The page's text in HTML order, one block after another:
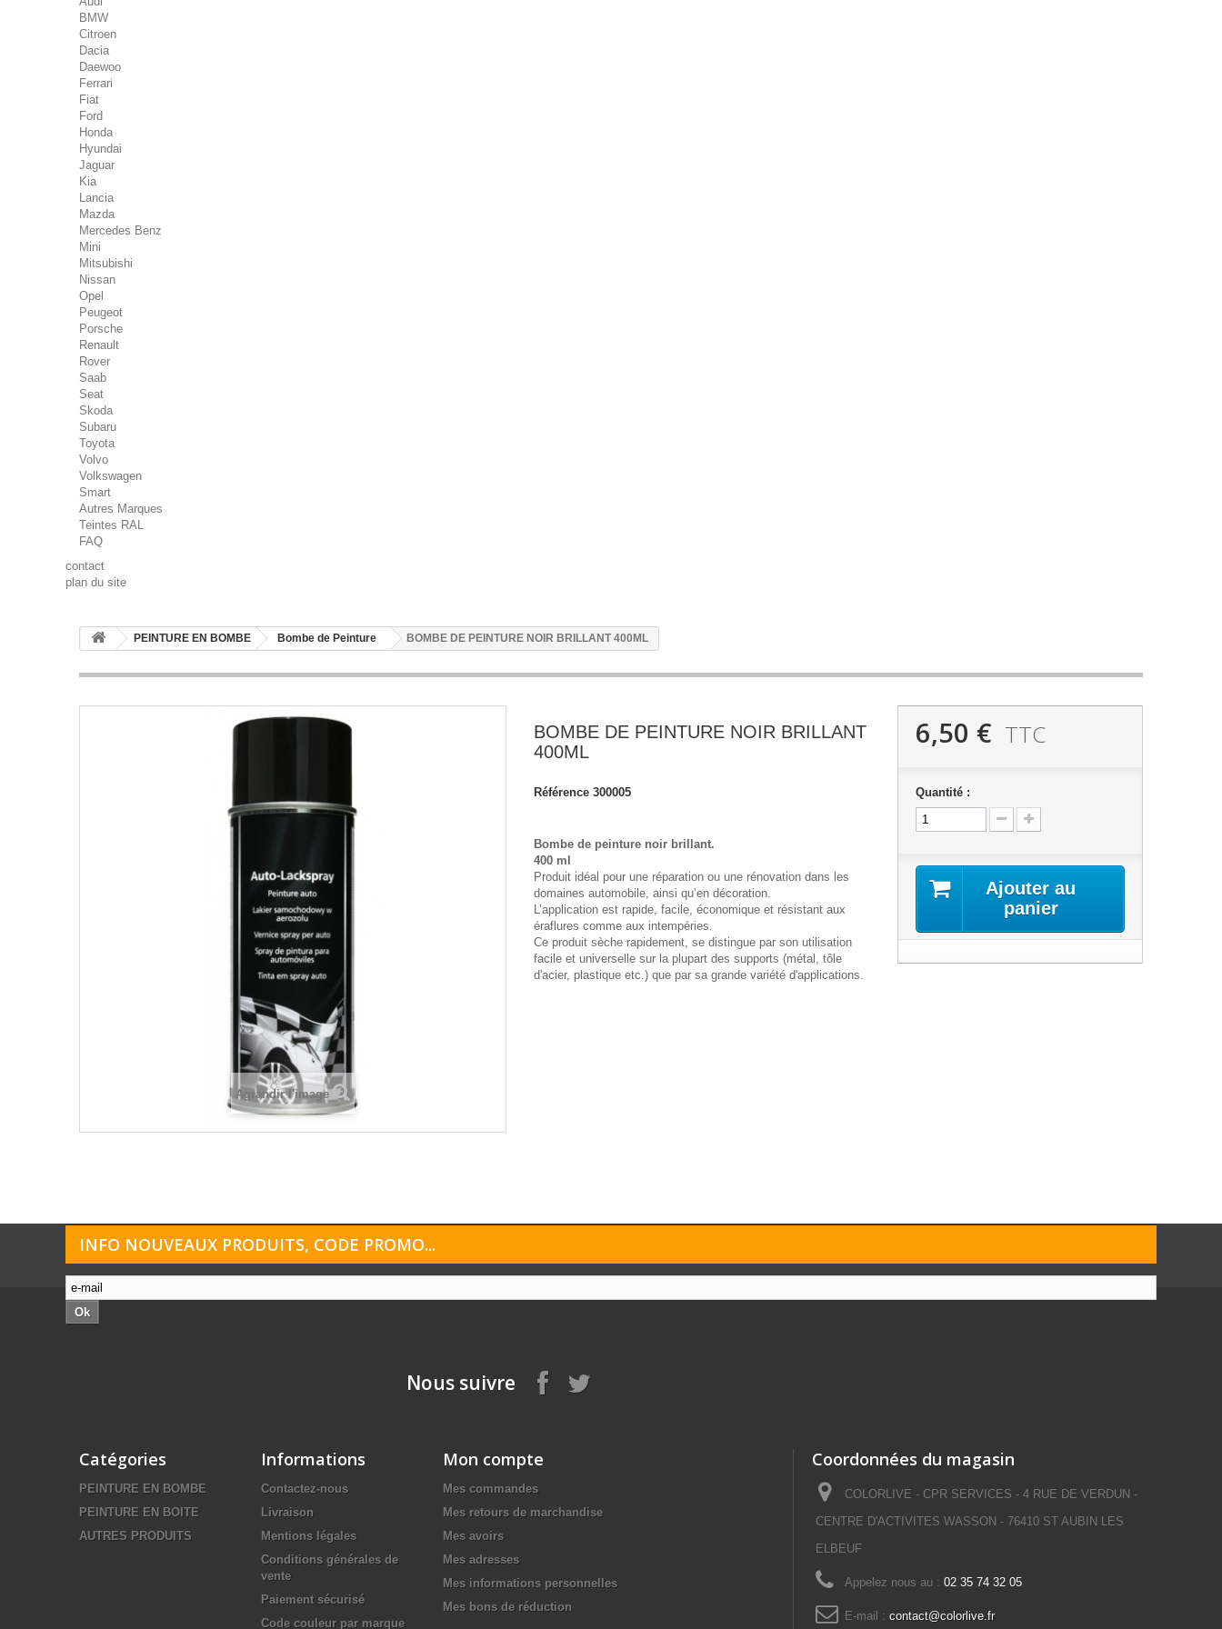
BMW
Citroen
Dacia
Daewoo
Ferrari
Fiat
Ford
Honda
Hyundai
Jaguar
Kia
Lancia
Mazda
Mercedes Benz
Mini
Mitsubishi
Nissan
Opel
Peugeot
Porsche
Renault
Rover
Saab
Seat
Skoda
Subaru
Toyota
Volvo
Volkswagen
Smart
Autres Marques
Teintes RAL
FAQ
contact
plan du site
PEINTURE EN BOMBE Bombe de Peinture BOMBE DE PEINTURE NOIR BRILLANT 400ML
Agrandir l'image
BOMBE DE PEINTURE NOIR BRILLANT
400ML
Référence 300005
Bombe de peinture noir brillant.
400 ml
Produit idéal pour une réparation ou une rénovation dans les
domaines automobile, ainsi qu’en décoration.
L’application est rapide, facile, économique et résistant aux
éraflures comme aux intempéries.
Ce produit sèche rapidement, se distingue par son utilisation
facile et universelle sur la plupart des supports (métal, tôle
d'acier, plastique etc.) que par sa grande variété d'applications.
6,50 € TTC
Quantité :
Ajouter au
panier
INFO NOUVEAUX PRODUITS, CODE PROMO...
Ok
Nous suivre
Catégories
PEINTURE EN BOMBE
PEINTURE EN BOITE
AUTRES PRODUITS
Informations
Contactez-nous
Livraison
Mentions légales
Conditions générales de
vente
Paiement sécurisé
Code couleur par marque
Mon compte
Mes commandes
Mes retours de marchandise
Mes avoirs
Mes adresses
Mes informations personnelles
Mes bons de réduction
Coordonnées du magasin
COLORLIVE - CPR SERVICES - 4 RUE DE VERDUN -
CENTRE D'ACTIVITES WASSON - 76410 ST AUBIN LES
ELBEUF
Appelez nous au : 02 35 74 32 05
E-mail : contact@colorlive.fr